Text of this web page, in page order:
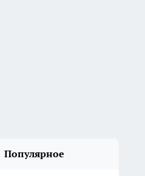
Популярное